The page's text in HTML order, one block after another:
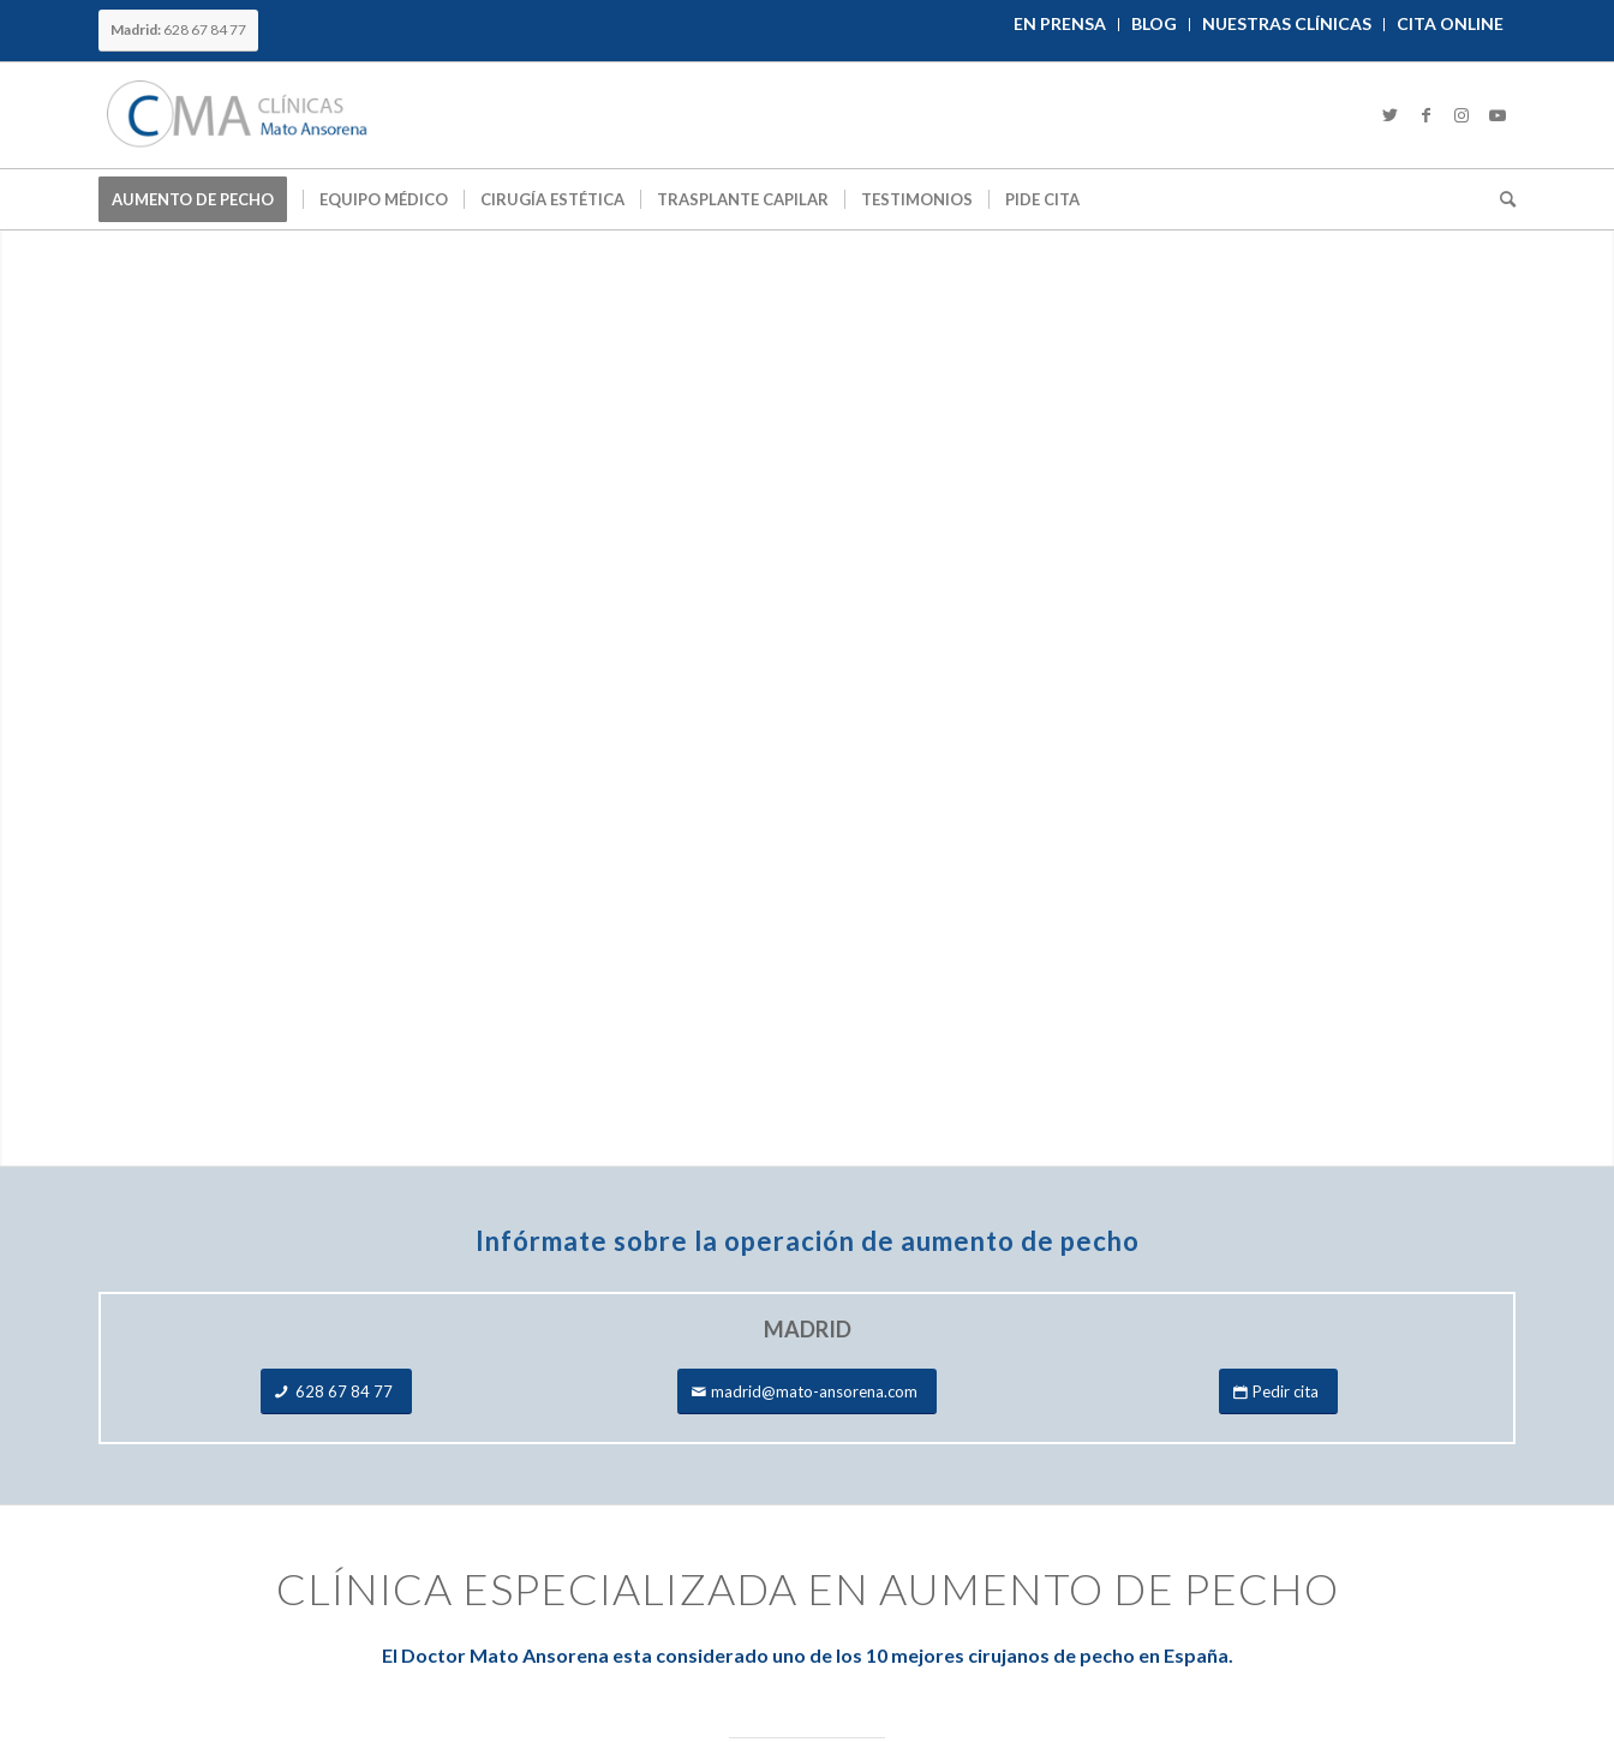
EN PRENSA BLOG NUESTRAS CLÍNICAS CITA ONLINE
Madrid: 628 67 84 77
AUMENTO DE PECHO EQUIPO MÉDICO CIRUGÍA ESTÉTICA TRASPLANTE CAPILAR TESTIMONIOS PIDE CITA
Infórmate sobre la operación de aumento de pecho
MADRID
628 67 84 77 madrid@mato-ansorena.com Pedir cita
CLÍNICA ESPECIALIZADA EN AUMENTO DE PECHO
El Doctor Mato Ansorena esta considerado uno de los 10 mejores cirujanos de pecho en España.